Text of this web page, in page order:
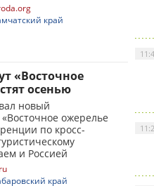
край
«Восточное
осенью
новый
ожерелье
по кросс-
и Россией
край